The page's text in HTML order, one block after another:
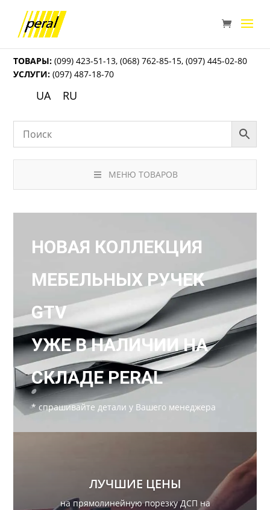
ТОВАРЫ: (099) 423-51-13,(068) 762-85-15,(097) 445-02-80
УСЛУГИ: (097) 487-18-70
UA RU
МЕНЮ ТОВАРОВ
НОВАЯ КОЛЛЕКЦИЯ
МЕБЕЛЬНЫХ РУЧЕК
GTV
УЖЕ В НАЛИЧИИ НА
СКЛАДЕ PERAL
* спрашивайте детали у Вашего менеджера
ЛУЧШИЕ ЦЕНЫ
на прямолинейную порезку ДСП на